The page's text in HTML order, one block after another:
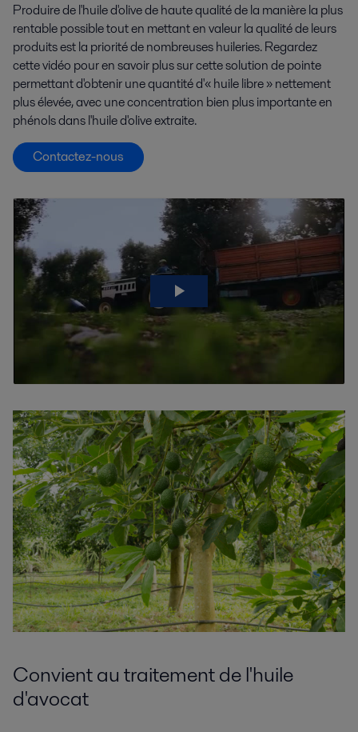
Produire de l'huile d'olive de haute qualité de la manière la plus
rentable possible tout en mettant en valeur la qualité de leurs
produits est la priorité de nombreuses huileries. Regardez
cette vidéo pour en savoir plus sur cette solution de pointe
permettant d'obtenir une quantité d'« huile libre » nettement
plus élevée, avec une concentration bien plus importante en
phénols dans l'huile d'olive extraite.
Contactez-nous
Convient au traitement de l'huile
d'avocat